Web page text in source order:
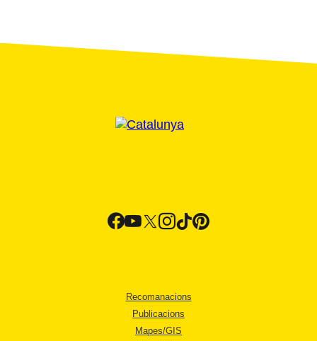
Recomanacions
Publicacions
Mapes/GIS